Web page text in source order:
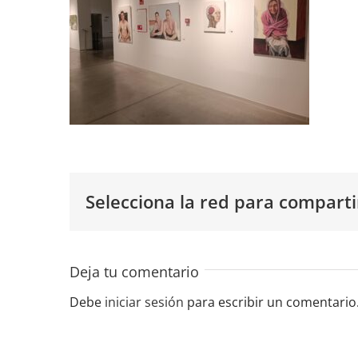
Selecciona la red para
Deja tu comentario
Debe iniciar sesión para escribir un comentario.